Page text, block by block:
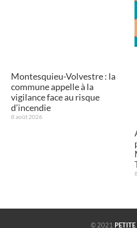
Montesquieu-Volvestre : la
commune appelle à la
vigilance face au risque
d’incendie
8 août 2026
© 2021